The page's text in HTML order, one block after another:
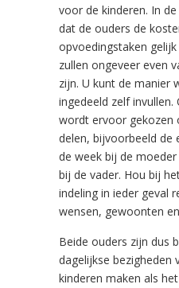
voor de kinderen. In
dat de ouders de
opvoedingstaken
zullen ongeveer even
zijn. U kunt de manier
ingedeeld zelf
wordt ervoor gekozen
delen, bijvoorbeeld de
de week bij de
bij de vader. Hou bij
indeling in ieder geval
wensen, gewoonten
Beide ouders zijn dus
dagelijkse bezigheden
kinderen maken als